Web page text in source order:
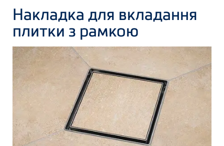
Накладка для вкладання
плитки з рамкою